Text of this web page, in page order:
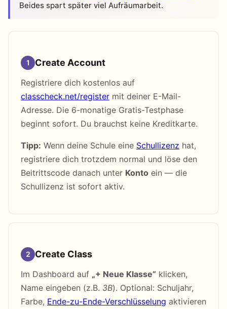
Beides spart später viel Aufräumarbeit.
1 Create Account
Registriere dich kostenlos auf
classcheck.net/register mit deiner E-Mail-
Adresse. Die 6-monatige Gratis-Testphase
beginnt sofort. Du brauchst keine Kreditkarte.
Tipp: Wenn deine Schule eine Schullizenz hat,
registriere dich trotzdem normal und löse den
Beitrittscode danach unter Konto ein — die
Schullizenz ist sofort aktiv.
2 Create Class
Im Dashboard auf „+ Neue Klasse“ klicken,
Name eingeben (z.B. 3B). Optional: Schuljahr,
Farbe, Ende-zu-Ende-Verschlüsselung aktivieren